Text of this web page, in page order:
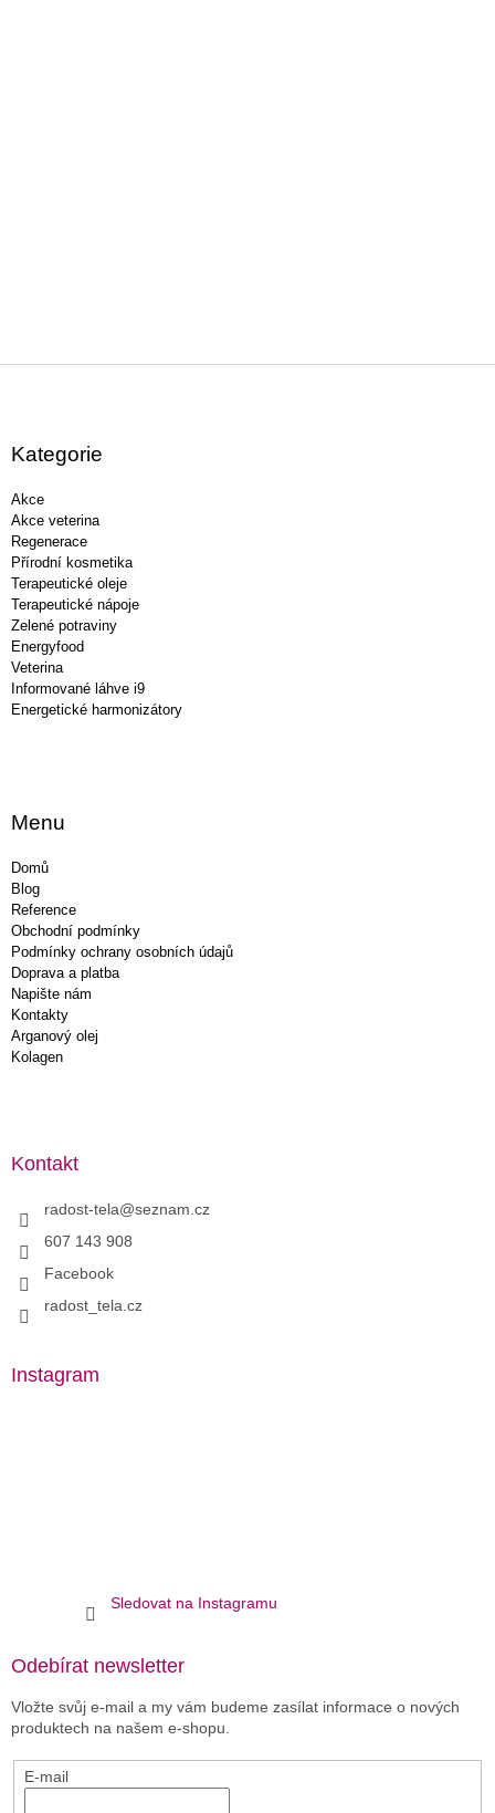
Kategorie
Akce
Akce veterina
Regenerace
Přírodní kosmetika
Terapeutické oleje
Terapeutické nápoje
Zelené potraviny
Energyfood
Veterina
Informované láhve i9
Energetické harmonizátory
Menu
Domů
Blog
Reference
Obchodní podmínky
Podmínky ochrany osobních údajů
Doprava a platba
Napište nám
Kontakty
Arganový olej
Kolagen
Kontakt
radost-tela@seznam.cz
607 143 908
Facebook
radost_tela.cz
Instagram
Sledovat na Instagramu
Odebírat newsletter
Vložte svůj e-mail a my vám budeme zasílat informace o nových
produktech na našem e-shopu.
E-mail